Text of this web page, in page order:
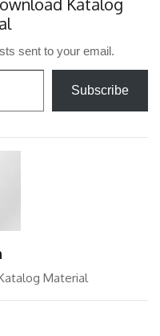
sent to your email.
Subscribe
Material